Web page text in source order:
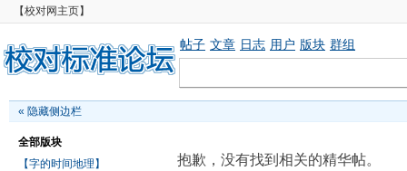
【校对网主页】
帖子 文章 日志 用户 版块 群组
« 隐藏侧边栏
全部版块
【字的时间地理】
抱歉，没有找到相关的精华帖。